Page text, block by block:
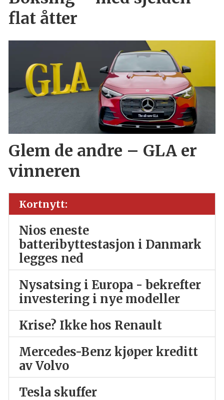
flat åtter
Glem de andre – GLA er
vinneren
Kortnytt:
Nios eneste
batteribyttestasjon i Danmark
legges ned
Nysatsing i Europa - bekrefter
investering i nye modeller
Krise? Ikke hos Renault
Mercedes-Benz kjøper kreditt
av Volvo
Tesla skuffer